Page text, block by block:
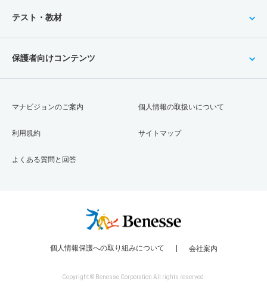
テスト・教材
保護者向けコンテンツ
マナビジョンのご案内
利用規約
よくある質問と回答
個人情報の取扱いについて
サイトマップ
個人情報保護への取り組みについて 会社案内
Copyright © Benesse Corporation All rights reserved.